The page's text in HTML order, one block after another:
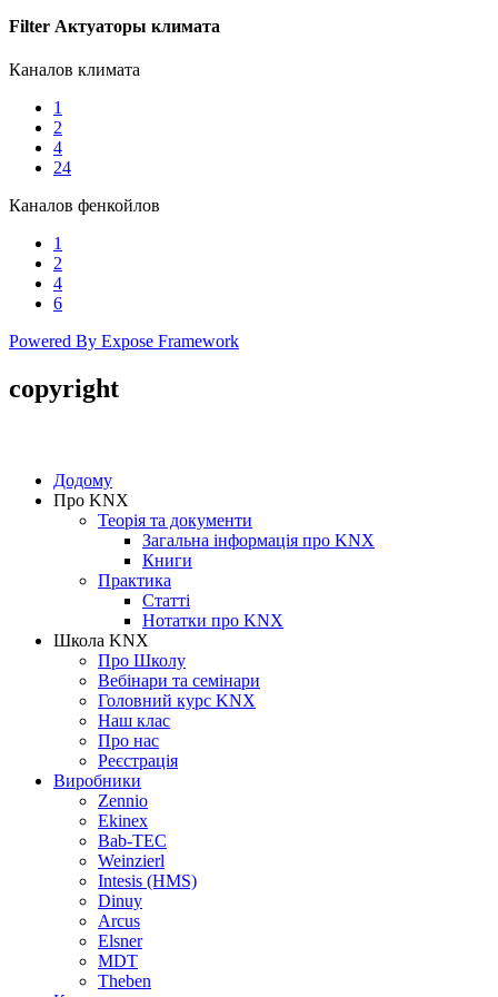
Filter Актуаторы климата
Каналов климата
1
2
4
24
Каналов фенкойлов
1
2
4
6
Powered By Expose Framework
copyright
Додому
Про KNX
Теорія та документи
Загальна інформація про KNX
Книги
Практика
Статті
Нотатки про KNХ
Школа KNX
Про Школу
Вебінари та семінари
Головний курс KNX
Наш клас
Про нас
Реєстрація
Виробники
Zennio
Ekinex
Bab-TEC
Weinzierl
Intesis (HMS)
Dinuy
Arcus
Elsner
MDT
Theben